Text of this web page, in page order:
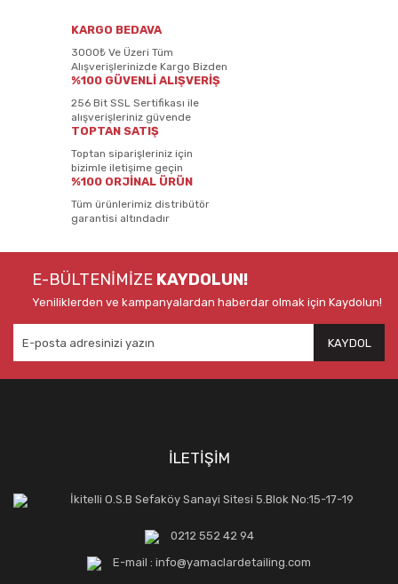
KARGO BEDAVA
3000₺ Ve Üzeri Tüm
Alışverişlerinizde Kargo Bizden
%100 GÜVENLİ ALIŞVERİŞ
256 Bit SSL Sertifikası ile
alışverişleriniz güvende
TOPTAN SATIŞ
Toptan siparişleriniz için
bizimle iletişime geçin
%100 ORJİNAL ÜRÜN
Tüm ürünlerimiz distribütör
garantisi altındadır
E-BÜLTENİMİZE KAYDOLUN!
Yeniliklerden ve kampanyalardan haberdar olmak için Kaydolun!
KAYDOL
İLETİŞİM
İkitelli O.S.B Sefaköy Sanayi Sitesi 5.Blok No:15-17-19
0212 552 42 94
E-mail : info@yamaclardetailing.com